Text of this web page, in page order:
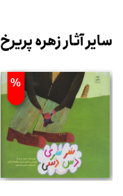
سایر آثار زهره پریرخ
%